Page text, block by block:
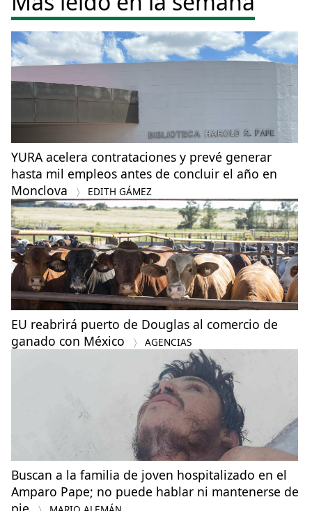
YURA acelera contrataciones y prevé generar
hasta mil empleos antes de concluir el año en
Monclova
EDITH GÁMEZ
EU reabrirá puerto de Douglas al comercio de
ganado con México
AGENCIAS
Buscan a la familia de joven hospitalizado en el
Amparo Pape; no puede hablar ni mantenerse de